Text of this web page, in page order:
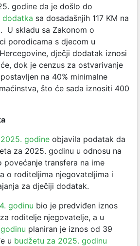
godine da je došlo do
dodatka sa dosadašnjih 117 KM na
U skladu sa Zakonom o
porodicama s djecom u
dječji dodatak iznosi
dok je cenzus za ostvarivanje
na 40% minimalne
što će sada iznositi 400
godine objavila podatak da
za 2025. godinu u odnosu na
povećanje transfera na ime
o roditeljima njegovateljima i
za dječiji dodatak.
godinu bio je predviđen iznos
roditelje njegovatelje, a u
planiran je iznos od 39
u budžetu za 2025. godinu